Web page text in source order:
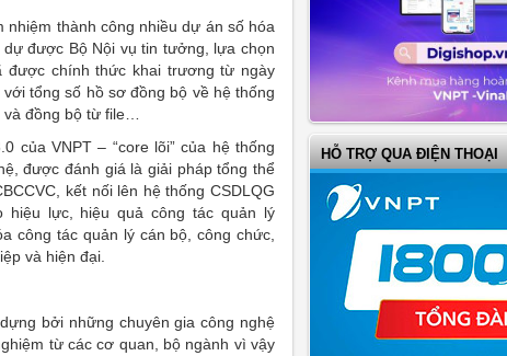
nhiệm thành công nhiều dự án số hóa
được Bộ Nội vụ tin tưởng, lựa chọn
được chính thức khai trương từ ngày
tổng số hồ sơ đồng bộ về hệ thống
và đồng bộ từ file…
của VNPT – “core lõi” của hệ thống
được đánh giá là giải pháp tổng thể
kết nối lên hệ thống CSDLQG
hiệu lực, hiệu quả công tác quản lý
công tác quản lý cán bộ, công chức,
và hiện đại.
bởi những chuyên gia công nghệ
từ các cơ quan, bộ ngành vì vậy
HỖ TRỢ QUA ĐIỆN THOẠI